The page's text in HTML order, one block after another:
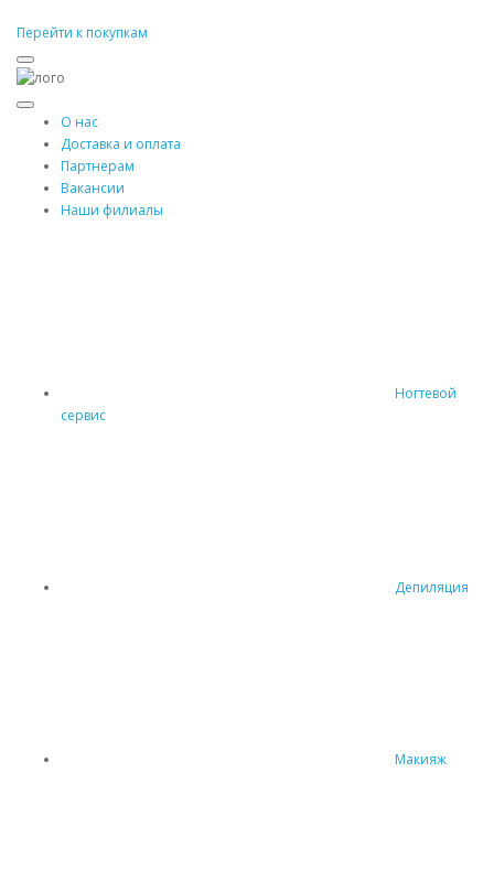
Перейти к покупкам
О нас
Доставка и оплата
Партнерам
Вакансии
Наши филиалы
Ногтевой
сервис
Депиляция
Макияж